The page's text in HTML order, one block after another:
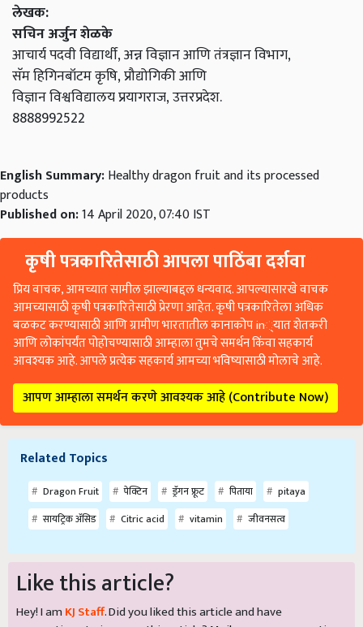
लेखक:
सचिन अर्जुन शेळके
आचार्य पदवी विद्यार्थी, अन्न विज्ञान आणि तंत्रज्ञान विभाग,
सॅम हिगिनबॉटम कृषि, प्रौद्योगिकी आणि
विज्ञान विश्वविद्यालय प्रयागराज, उत्तरप्रदेश.
8888992522
English Summary:Healthy dragon fruit and its processed
products
Published on:14 April 2020, 07:40 IST
कृषी पत्रकारितेसाठी आपला पाठिंबा दर्शवा
प्रिय वाचक, आमच्यात सामील झाल्याबद्दल धन्यवाद. आपल्यासारखे वाचक
आमच्यासाठी कृषी पत्रकारितेसाठी प्रेरणा आहेत. कृषी पत्रकारितेला अधिक
बळकट करण्यासाठी आणि ग्रामीण भारतातील कानाकोप in्यात शेतकरी
आणि लोकांपर्यंत पोहोचण्यासाठी आम्हाला तुमचे समर्थन किंवा सहकार्य
आवश्यक आहे. आपले प्रत्येक सहकार्य आमच्या भविष्यासाठी मोलाचे आहे.
आपण आम्हाला समर्थन करणे आवश्यक आहे (Contribute Now)
Related Topics
Dragon Fruit पेक्टिन ड्रॅगन फ्रूट पिताया
pitaya
सायट्रिक ॲसिड
Citric acid vitamin जीवनसत्व
Like this article?
Hey! I am KJ Staff. Did you liked this article and have